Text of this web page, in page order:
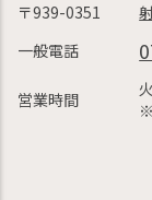
〒939-0351
一般電話
営業時間